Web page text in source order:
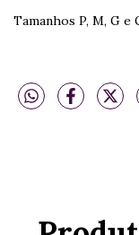
Tamanhos P, M, G e